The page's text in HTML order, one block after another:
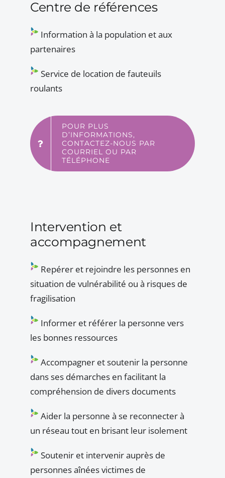
Centre de références
Information à la population et aux
partenaires
Service de location de fauteuils
roulants
POUR PLUS
D’INFORMATIONS,
CONTACTEZ-NOUS PAR
COURRIEL OU PAR
TÉLÉPHONE
Intervention et
accompagnement
Repérer et rejoindre les personnes en
situation de vulnérabilité ou à risques de
fragilisation
Informer et référer la personne vers
les bonnes ressources
Accompagner et soutenir la personne
dans ses démarches en facilitant la
compréhension de divers documents
Aider la personne à se reconnecter à
un réseau tout en brisant leur isolement
Soutenir et intervenir auprès de
personnes aînées victimes de